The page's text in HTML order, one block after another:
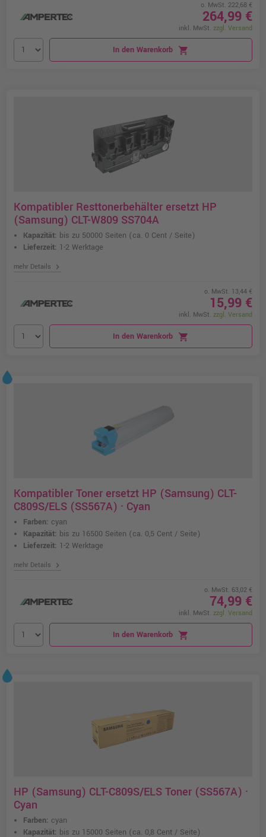
o. MwSt. 222,68 €
264,99 €
inkl. MwSt. zzgl. Versand
In den Warenkorb shopping_cart
Kompatibler Resttonerbehälter ersetzt HP
(Samsung) CLT-W809 SS704A
Kapazität: bis zu 50000 Seiten (ca. 0 Cent / Seite)
Lieferzeit: 1-2 Werktage
mehr Details chevron_right
o. MwSt. 13,44 €
15,99 €
inkl. MwSt. zzgl. Versand
In den Warenkorb shopping_cart
Kompatibler Toner ersetzt HP (Samsung) CLT-
C809S/ELS (SS567A) · Cyan
Farben: cyan
Kapazität: bis zu 16500 Seiten (ca. 0,5 Cent / Seite)
Lieferzeit: 1-2 Werktage
mehr Details chevron_right
o. MwSt. 63,02 €
74,99 €
inkl. MwSt. zzgl. Versand
In den Warenkorb shopping_cart
HP (Samsung) CLT-C809S/ELS Toner (SS567A) ·
Cyan
Farben: cyan
Kapazität: bis zu 15000 Seiten (ca. 0,8 Cent / Seite)